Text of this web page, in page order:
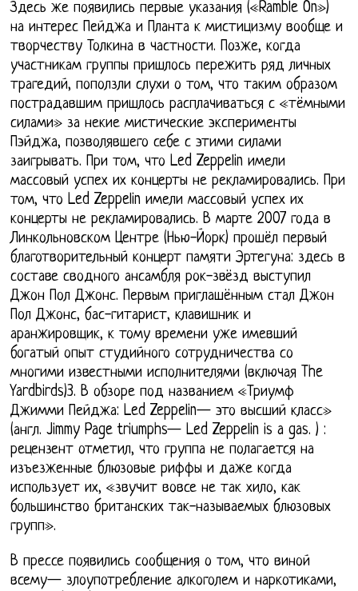
Здесь же появились первые указания («Ramble On»)
на интерес Пейджа и Планта к мистицизму вообще и
творчеству Толкина в частности. Позже, когда
участникам группы пришлось пережить ряд личных
трагедий, поползли слухи о том, что таким образом
пострадавшим пришлось расплачиваться с «тёмными
силами» за некие мистические эксперименты
Пэйджа, позволявшего себе с этими силами
заигрывать. При том, что Led Zeppelin имели
массовый успех их концерты не рекламировались. При
том, что Led Zeppelin имели массовый успех их
концерты не рекламировались. В марте 2007 года в
Линкольновском Центре (Нью-Йорк) прошёл первый
благотворительный концерт памяти Эртегуна: здесь в
составе сводного ансамбля рок-звёзд выступил
Джон Пол Джонс. Первым приглашённым стал Джон
Пол Джонс, бас-гитарист, клавишник и
аранжировщик, к тому времени уже имевший
богатый опыт студийного сотрудничества со
многими известными исполнителями (включая The
Yardbirds)3. В обзоре под названием «Триумф
Джимми Пейджа: Led Zeppelin— это высший класс»
(англ. Jimmy Page triumphs— Led Zeppelin is a gas. ) :
рецензент отметил, что группа не полагается на
изъезженные блюзовые риффы и даже когда
использует их, «звучит вовсе не так хило, как
большинство британских так-называемых блюзовых
групп».
В прессе появились сообщения о том, что виной
всему— злоупотребление алкоголем и наркотиками,